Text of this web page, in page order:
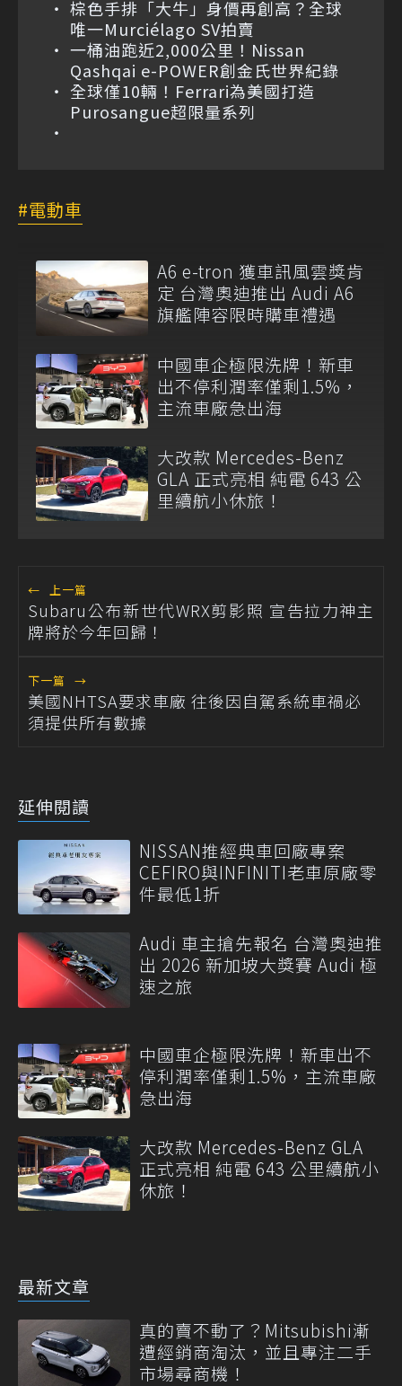
棕色手排「大牛」身價再創高？全球
唯一Murciélago SV拍賣
一桶油跑近2,000公里！Nissan
Qashqai e-POWER創金氏世界紀錄
全球僅10輛！Ferrari為美國打造
Purosangue超限量系列
電動車
A6 e-tron 獲車訊風雲獎肯
定 台灣奧迪推出 Audi A6
旗艦陣容限時購車禮遇
中國車企極限洗牌！新車
出不停利潤率僅剩1.5%，
主流車廠急出海
大改款 Mercedes-Benz
GLA 正式亮相 純電 643 公
里續航小休旅！
← 上一篇
Subaru公布新世代WRX剪影照 宣告拉力神主
牌將於今年回歸！
下一篇 →
美國NHTSA要求車廠 往後因自駕系統車禍必
須提供所有數據
延伸閱讀
NISSAN推經典車回廠專案
CEFIRO與INFINITI老車原廠零
件最低1折
Audi 車主搶先報名 台灣奧迪推
出 2026 新加坡大獎賽 Audi 極
速之旅
中國車企極限洗牌！新車出不
停利潤率僅剩1.5%，主流車廠
急出海
大改款 Mercedes-Benz GLA
正式亮相 純電 643 公里續航小
休旅！
最新文章
真的賣不動了？Mitsubishi漸
遭經銷商淘汰，並且專注二手
市場尋商機！